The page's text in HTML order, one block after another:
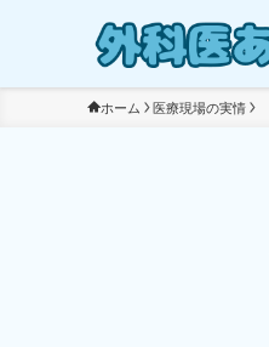
ホーム 医療現場の実情